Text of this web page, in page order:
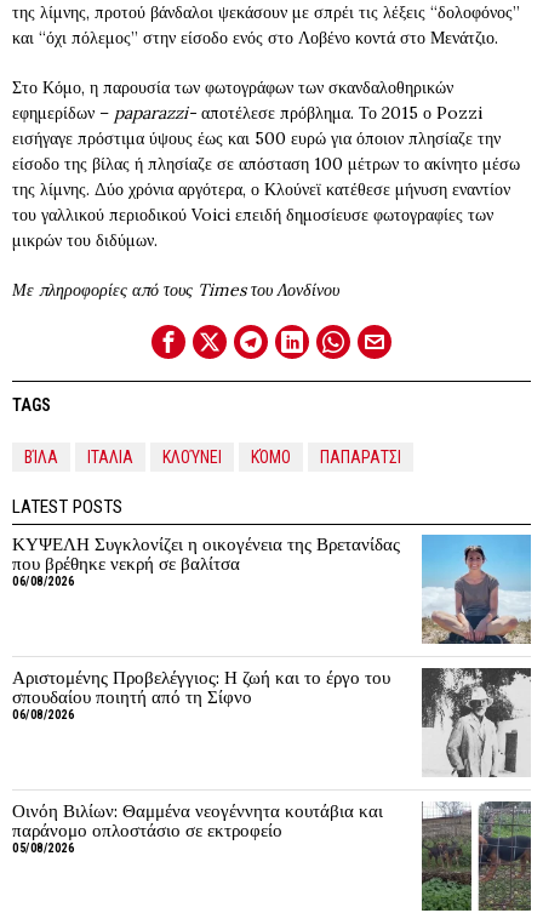
της λίμνης, προτού βάνδαλοι ψεκάσουν με σπρέι τις λέξεις “δολοφόνος”
και “όχι πόλεμος” στην είσοδο ενός στο Λοβένο κοντά στο Μενάτζιο.
Στο Κόμο, η παρουσία των φωτογράφων των σκανδαλοθηρικών
εφημερίδων – paparazzi- αποτέλεσε πρόβλημα. Το 2015 ο Pozzi
εισήγαγε πρόστιμα ύψους έως και 500 ευρώ για όποιον πλησίαζε την
είσοδο της βίλας ή πλησίαζε σε απόσταση 100 μέτρων το ακίνητο μέσω
της λίμνης. Δύο χρόνια αργότερα, ο Κλούνεϊ κατέθεσε μήνυση εναντίον
του γαλλικού περιοδικού Voici επειδή δημοσίευσε φωτογραφίες των
μικρών του διδύμων.
Με πληροφορίες από τους Times του Λονδίνου
TAGS
ΒΊΛΑ ΙΤΑΛΙΑ ΚΛΟΎΝΕΙ ΚΌΜΟ ΠΑΠΑΡΑΤΣΙ
LATEST POSTS
ΚΥΨΕΛΗ Συγκλονίζει η οικογένεια της Βρετανίδας
που βρέθηκε νεκρή σε βαλίτσα
06/08/2026
Αριστομένης Προβελέγγιος: Η ζωή και το έργο του
σπουδαίου ποιητή από τη Σίφνο
06/08/2026
Οινόη Βιλίων: Θαμμένα νεογέννητα κουτάβια και
παράνομο οπλοστάσιο σε εκτροφείο
05/08/2026